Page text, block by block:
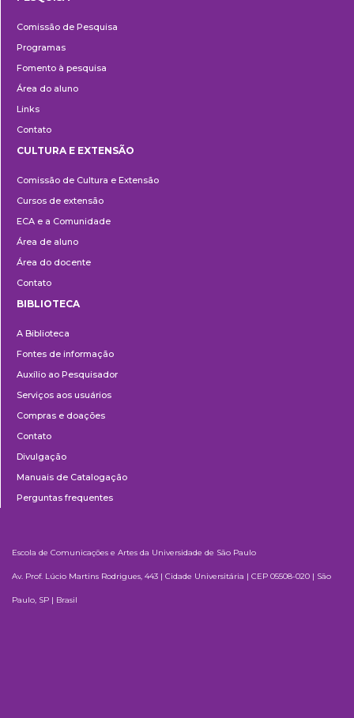
Comissão de Pesquisa
Programas
Fomento à pesquisa
Área do aluno
Links
Contato
e
Extensão
CULTURA E EXTENSÃO
Comissão de Cultura e Extensão
Cursos de extensão
ECA e a Comunidade
Área de aluno
Área do docente
Contato
BIBLIOTECA
A Biblioteca
Fontes de informação
Auxílio ao Pesquisador
Serviços aos usuários
Compras e doações
Contato
Divulgação
Manuais de Catalogação
Perguntas frequentes
Escola de Comunicações e Artes da Universidade de São Paulo
Av. Prof. Lúcio Martins Rodrigues, 443 | Cidade Universitária | CEP 05508-020 | São
Paulo, SP | Brasil